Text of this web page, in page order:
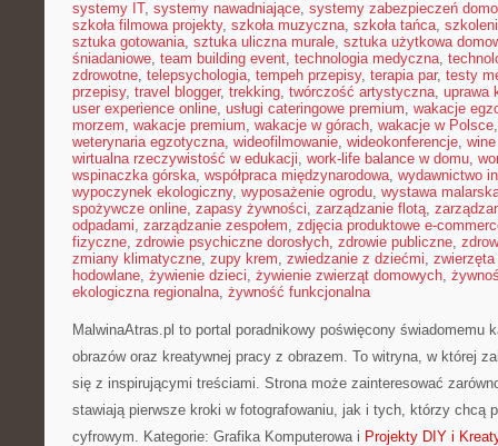
systemy IT, systemy nawadniające, systemy zabezpieczeń
szkoła filmowa projekty, szkoła muzyczna, szkoła tańca,
sztuka gotowania, sztuka uliczna murale, sztuka użytkowa
śniadaniowe, team building event, technologia medyczna,
zdrowotne, telepsychologia, tempeh przepisy, terapia par, testy
przepisy, travel blogger, trekking, twórczość artystyczna, uprawa
user experience online, usługi cateringowe premium, wakacje
morzem, wakacje premium, wakacje w górach, wakacje w Polsce
weterynaria egzotyczna, wideofilmowanie, wideokonferencje,
wirtualna rzeczywistość w edukacji, work-life balance w domu,
wspinaczka górska, współpraca międzynarodowa, wydawnictwo
wypoczynek ekologiczny, wyposażenie ogrodu, wystawa
spożywcze online, zapasy żywności, zarządzanie flotą,
odpadami, zarządzanie zespołem, zdjęcia produktowe e-
fizyczne, zdrowie psychiczne dorosłych, zdrowie publiczne,
zmiany klimatyczne, zupy krem, zwiedzanie z dziećmi,
hodowlane, żywienie dzieci, żywienie zwierząt domowych,
ekologiczna regionalna, żywność funkcjonalna
MalwinaAtras.pl to portal poradnikowy poświęcony świadomemu
obrazów oraz kreatywnej pracy z obrazem. To witryna, w której
się z inspirującymi treściami. Strona może zainteresować
stawiają pierwsze kroki w fotografowaniu, jak i tych, którzy chcą
cyfrowym. Kategorie: Grafika Komputerowa i Projekty DIY i